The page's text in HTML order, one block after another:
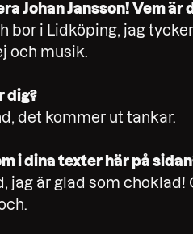
Johan Jansson! Vem är
bor i Lidköping, jag
och musik.
dig?
det kommer ut tankar.
i dina texter här på
jag är glad som choklad!